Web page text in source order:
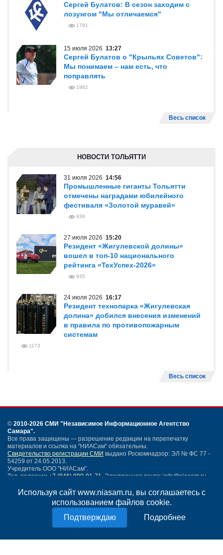
Используя сайт www.niasam.ru, вы соглашаетесь с
использованием файлов cookie.
Подробнее
Сергей Булатов: В сезон заходим с
лозунгом "Мы отличаемся"
1791
15 июля 2026 13:27
Сергей Булатов о "Крыльях Советов":
Мы понимаем – нам есть, что
поправлять
1982
Весь список
НОВОСТИ ТОЛЬЯТТИ
31 июля 2026 14:56
Промышленные гиганты Тольятти
отмечены наградами юбилейного
фестиваля «Золотой муравей»
938
27 июля 2026 15:20
Резидент «Жигулевской долины»
вошел в топ-10 национального
рейтинга «ТехУспех-2026»
935
24 июля 2026 16:17
Резидент технопарка «Жигулевская
долина» добился внесения изменений
в правила по противопожарным
системам
1173
Весь список
© 2010-2026 СМИ "Независимое Информационное Агентство
Самара".
Все права защищены — разрешение редакции на перепечатку
материалов и ссылка на "НИАСам" обязательны.
Свидетельство регистрации СМИ выдано Роскомнадзор: ЭЛ № ФС 77 -
54259 от 24.05.2013.
Учредитель ООО "НИАСам".
Тел. редакции +7 (846) 990-91-71. Электронная почта: info@niasam.ru
Написать письмо
Политика конфиденциальности
18+